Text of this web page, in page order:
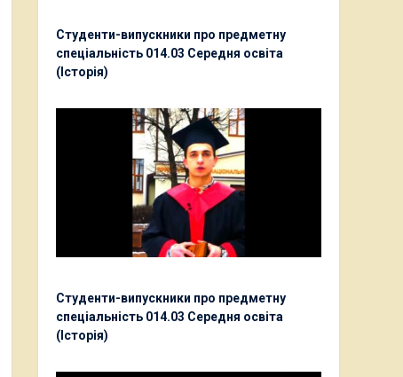
Студенти-випускники про предметну
спеціальність 014.03 Середня освіта
(Історія)
Студенти-випускники про предметну
спеціальність 014.03 Середня освіта
(Історія)